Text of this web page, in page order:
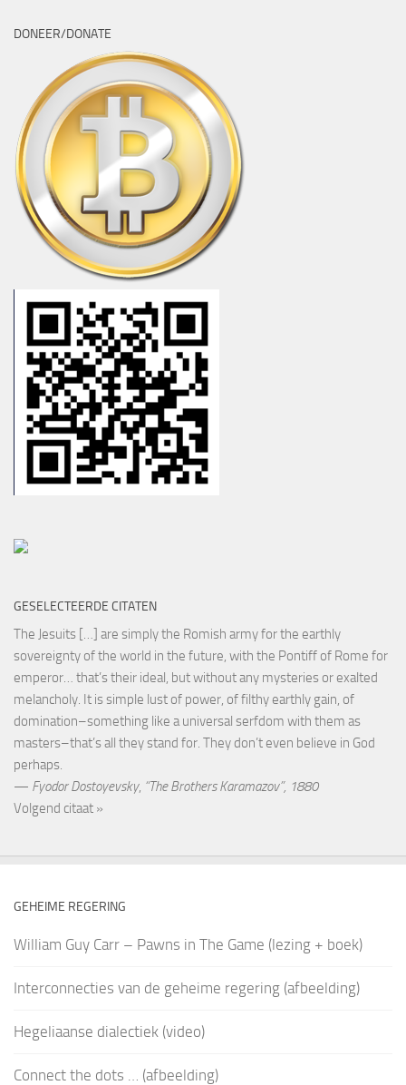
DONEER/DONATE
GESELECTEERDE CITATEN
The Jesuits […] are simply the Romish army for the earthly
sovereignty of the world in the future, with the Pontiff of Rome for
emperor… that’s their ideal, but without any mysteries or exalted
melancholy. It is simple lust of power, of filthy earthly gain, of
domination–something like a universal serfdom with them as
masters–that’s all they stand for. They don’t even believe in God
perhaps.
— Fyodor Dostoyevsky, “The Brothers Karamazov”, 1880
Volgend citaat »
GEHEIME REGERING
William Guy Carr – Pawns in The Game (lezing + boek)
Interconnecties van de geheime regering (afbeelding)
Hegeliaanse dialectiek (video)
Connect the dots … (afbeelding)